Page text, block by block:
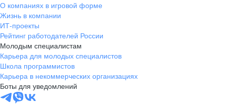
О компаниях в игровой форме
Жизнь в компании
ИТ-проекты
Рейтинг работодателей России
Молодым специалистам
Карьера для молодых специалистов
Школа программистов
Карьера в некоммерческих организациях
Боты для уведомлений